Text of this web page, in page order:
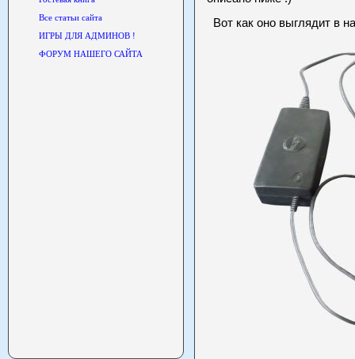
Все статьи сайта
ИГРЫ ДЛЯ АДМИНОВ !
ФОРУМ НАШЕГО САЙТА
Вот как оно выглядит в